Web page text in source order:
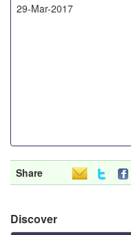
29-Mar-2017
Share
Discover